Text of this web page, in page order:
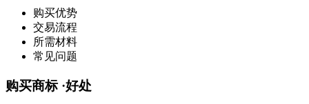
购买优势
交易流程
所需材料
常见问题
购买商标 ·好处